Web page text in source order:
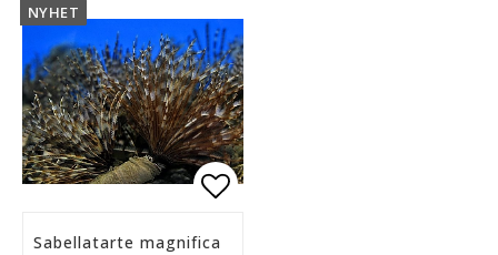
NYHET
Lägg till i favoritlistan
Sabellatarte magnifica